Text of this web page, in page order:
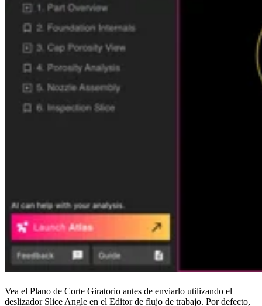
Vea el Plano de Corte Giratorio antes de enviarlo utilizando el
deslizador Slice Angle en el Editor de flujo de trabajo. Por defecto,